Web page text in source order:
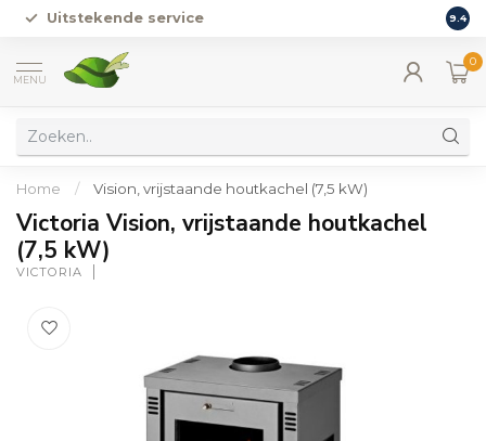
Uitstekende service 9.4
MENU
0
Home / Vision, vrijstaande houtkachel (7,5 kW)
Victoria Vision, vrijstaande houtkachel
(7,5 kW)
VICTORIA